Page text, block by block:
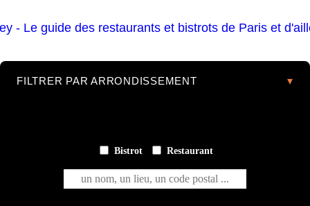
FILTRER PAR ARRONDISSEMENT
Bistrot Restaurant
un nom, un lieu, un code postal ...